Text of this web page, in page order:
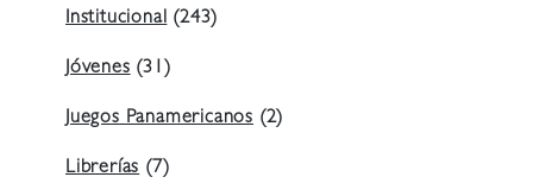
Institucional (243)
Jóvenes (31)
Juegos Panamericanos (2)
Librerías (7)